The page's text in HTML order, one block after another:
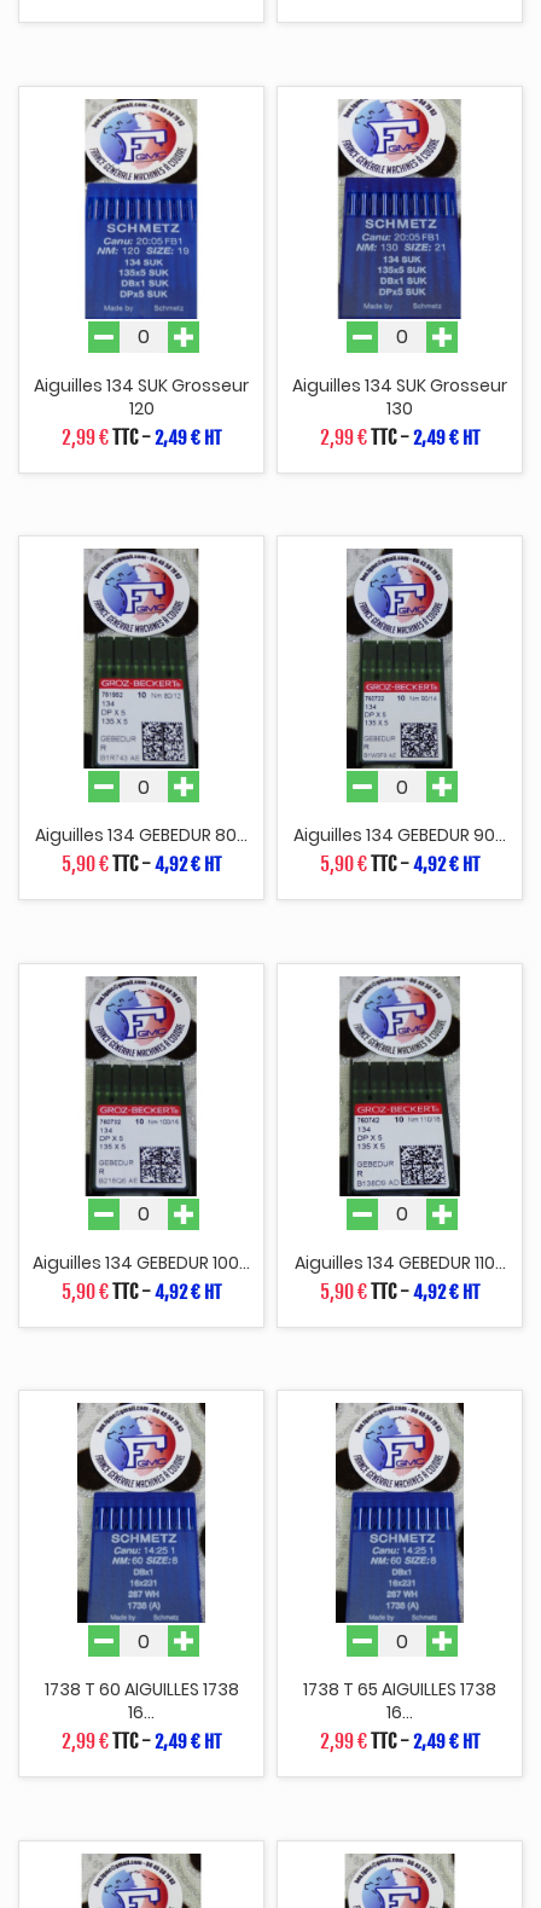
Aiguilles 134 SUK Grosseur
120
2,99 €TTC-2,49 € HT
Aiguilles 134 SUK Grosseur
130
2,99 €TTC-2,49 € HT
Aiguilles 134 GEBEDUR 80...
5,90 €TTC-4,92 € HT
Aiguilles 134 GEBEDUR 90...
5,90 €TTC-4,92 € HT
Aiguilles 134 GEBEDUR 100...
5,90 €TTC-4,92 € HT
Aiguilles 134 GEBEDUR 110...
5,90 €TTC-4,92 € HT
1738 T 60 AIGUILLES 1738
16...
2,99 €TTC-2,49 € HT
1738 T 65 AIGUILLES 1738
16...
2,99 €TTC-2,49 € HT